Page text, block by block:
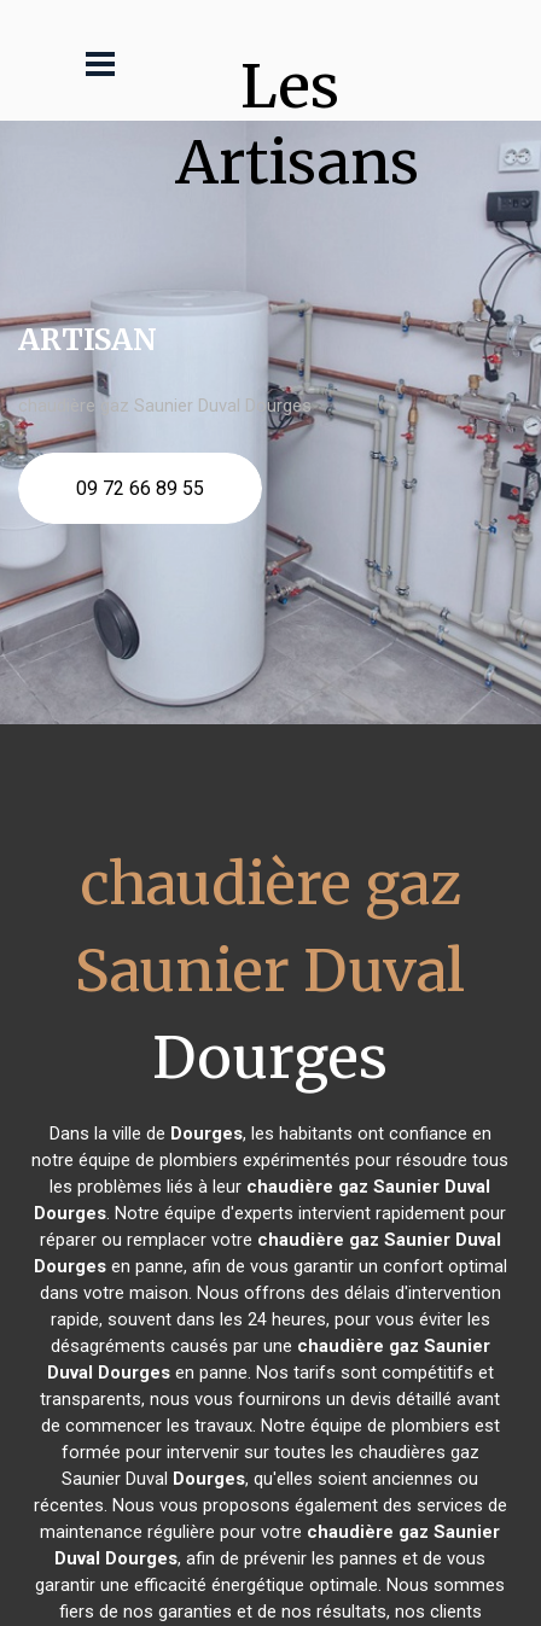
Les
Artisans
ARTISAN
chaudière gaz Saunier Duval Dourges
09 72 66 89 55
chaudière gaz
Saunier Duval
Dourges
Dans la ville de Dourges, les habitants ont confiance en
notre équipe de plombiers expérimentés pour résoudre tous
les problèmes liés à leur chaudière gaz Saunier Duval
Dourges. Notre équipe d'experts intervient rapidement pour
réparer ou remplacer votre chaudière gaz Saunier Duval
Dourgesen panne, afin de vous garantir un confort optimal
dans votre maison. Nous offrons des délais d'intervention
rapide, souvent dans les 24 heures, pour vous éviter les
désagréments causés par une chaudière gaz Saunier
Duval Dourgesen panne. Nos tarifs sont compétitifs et
transparents, nous vous fournirons un devis détaillé avant
de commencer les travaux. Notre équipe de plombiers est
formée pour intervenir sur toutes les chaudières gaz
Saunier Duval Dourges, qu'elles soient anciennes ou
récentes. Nous vous proposons également des services de
maintenance régulière pour votre chaudière gaz Saunier
Duval Dourges, afin de prévenir les pannes et de vous
garantir une efficacité énergétique optimale. Nous sommes
fiers de nos garanties et de nos résultats, nos clients